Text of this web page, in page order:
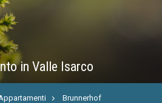
in Valle Isarco
Brunnerhof